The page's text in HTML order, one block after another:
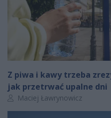
Z piwa i kawy trzeba
jak przetrwać upalne dni
Autor artykułu:
Maciej Ławrynowicz